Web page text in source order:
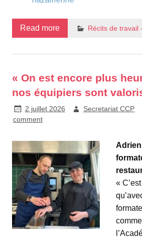
Read more Récits de travail
« On est encore plus
nos équipiers sont
2 juillet 2026 Secretariat CCP
comment
«